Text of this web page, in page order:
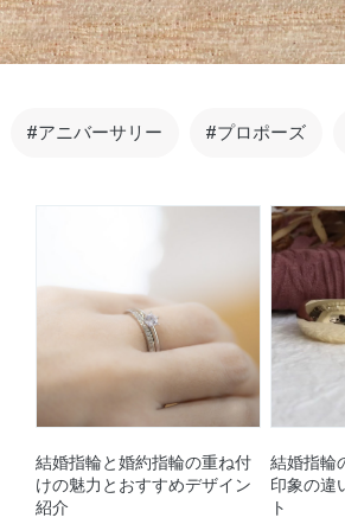
#アニバーサリー #プロポーズ
結婚指輪と婚約指輪の重ね付
けの魅力とおすすめデザイン
紹介
結婚指輪
印象の違
ト